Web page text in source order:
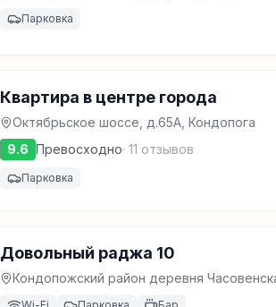
Парковка
Квартира в центре города
Октябрьское шоссе, д.65А, Кондопога
9.6 Превосходно· 11 отзывов
Парковка
Довольный раджа 10
Кондопожский район деревня